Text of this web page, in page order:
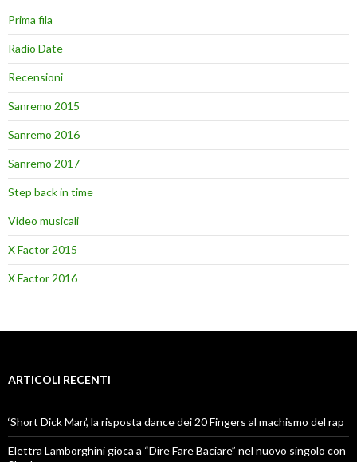
Prima fila
Radio Date
Recensioni
Sanremo 2015
Sanremo 2016
Sanremo 2017
Step back in time
Video musicali
X Factor 2015
X Factor 2016
ARTICOLI RECENTI
‘Short Dick Man’, la risposta dance dei 20 Fingers al machismo del rap
Elettra Lamborghini gioca a “Dire Fare Baciare” nel nuovo singolo con